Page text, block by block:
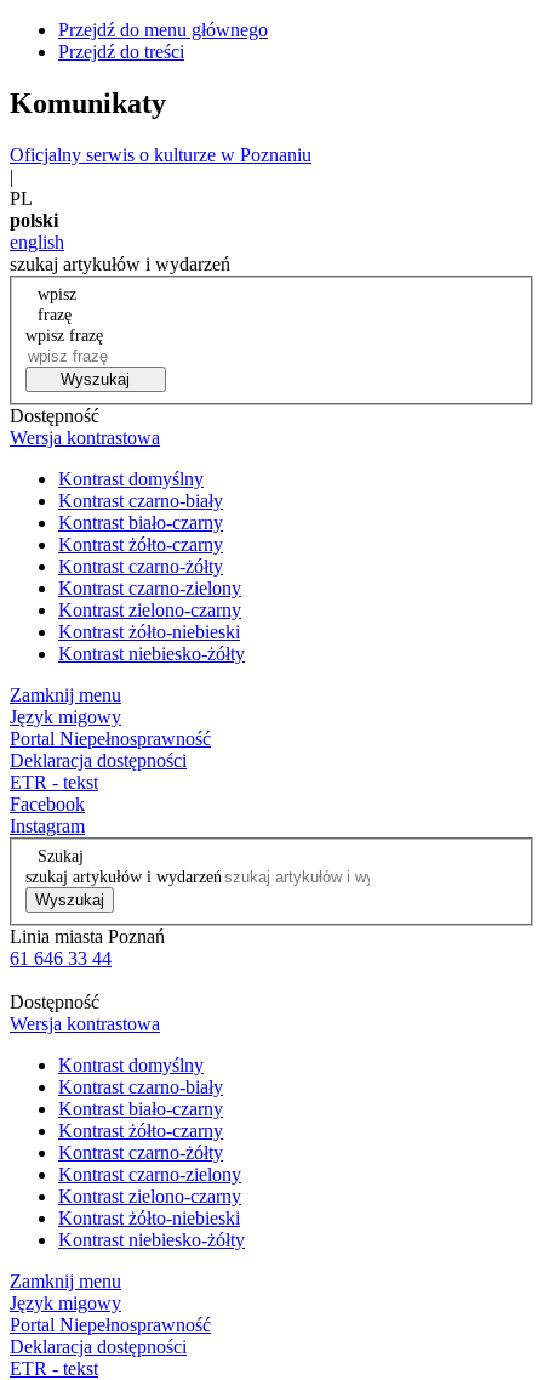
Przejdź do menu głównego
Przejdź do treści
Komunikaty
Oficjalny serwis o kulturze w Poznaniu
|
PL
polski
english
szukaj artykułów i wydarzeń
wpisz
frazę
wpisz frazę
Wyszukaj
Dostępność
Wersja kontrastowa
Kontrast domyślny
Kontrast czarno-biały
Kontrast biało-czarny
Kontrast żółto-czarny
Kontrast czarno-żółty
Kontrast czarno-zielony
Kontrast zielono-czarny
Kontrast żółto-niebieski
Kontrast niebiesko-żółty
Zamknij menu
Język migowy
Portal Niepełnosprawność
Deklaracja dostępności
ETR - tekst
Facebook
Instagram
Szukaj
szukaj artykułów i wydarzeń
Wyszukaj
Linia miasta Poznań
61 646 33 44
Dostępność
Wersja kontrastowa
Kontrast domyślny
Kontrast czarno-biały
Kontrast biało-czarny
Kontrast żółto-czarny
Kontrast czarno-żółty
Kontrast czarno-zielony
Kontrast zielono-czarny
Kontrast żółto-niebieski
Kontrast niebiesko-żółty
Zamknij menu
Język migowy
Portal Niepełnosprawność
Deklaracja dostępności
ETR - tekst